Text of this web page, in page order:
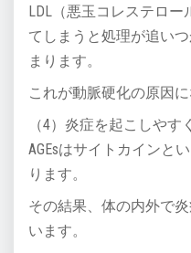
LDL（悪玉コレステロー
てしまうと処理が追い
まります。
これが動脈硬化の原因に
（4）炎症を起こしやす
AGEsはサイトカインと
ります。
その結果、体の内外で
います。